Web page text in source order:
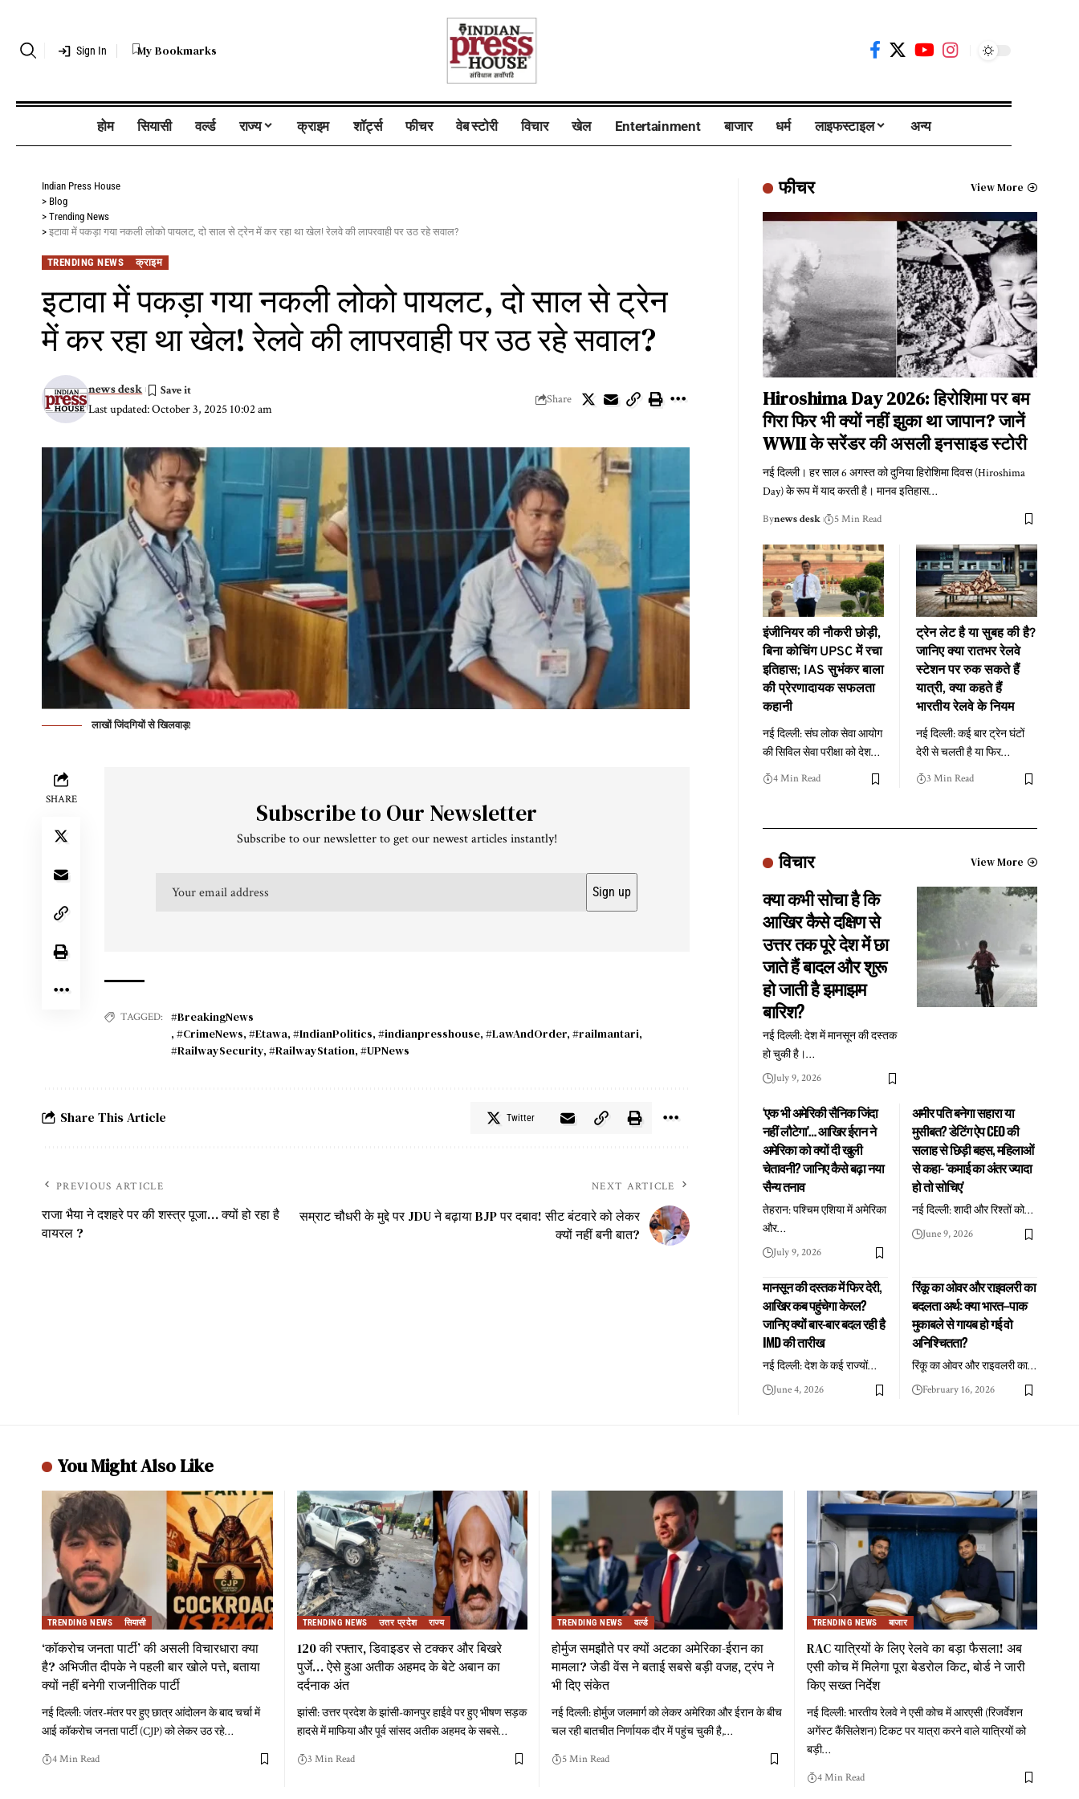
Sign In My Bookmarks
होम सियासी वर्ल्ड राज्य क्राइम शॉर्ट्स फीचर वेब स्टोरी विचार खेल Entertainment बाजार धर्म लाइफस्टाइल अन्य
Indian Press House
> Blog
> Trending News
> इटावा में पकड़ा गया नकली लोको पायलट, दो साल से ट्रेन में कर रहा था खेल! रेलवे की लापरवाही पर उठ रहे सवाल?
TRENDING NEWS क्राइम
इटावा में पकड़ा गया नकली लोको पायलट, दो साल से ट्रेन
में कर रहा था खेल! रेलवे की लापरवाही पर उठ रहे सवाल?
Last updated: October 3, 2025 10:02 am
news desk
Share
लाखों जिंदगियों से खिलवाड़!
SHARE Subscribe to Our Newsletter
Subscribe to our newsletter to get our newest articles instantly!
TAGGED:
#BreakingNews
, #CrimeNews, #Etawa, #IndianPolitics, #indianpresshouse, #LawAndOrder, #railmantari,
#RailwaySecurity, #RailwayStation, #UPNews
Share This Article Twitter
PREVIOUS ARTICLE
राजा भैया ने दशहरे पर की शस्त्र पूजा… क्यों हो रहा है
वायरल ?
NEXT ARTICLE
सम्राट चौधरी के मुद्दे पर JDU ने बढ़ाया BJP पर दबाव! सीट बंटवारे को लेकर
क्यों नहीं बनी बात?
फीचर View More
Hiroshima Day 2026: हिरोशिमा पर बम
गिरा फिर भी क्यों नहीं झुका था जापान? जानें
WWII के सरेंडर की असली इनसाइड स्टोरी
नई दिल्ली। हर साल 6 अगस्त को दुनिया हिरोशिमा दिवस (Hiroshima
Day) के रूप में याद करती है। मानव इतिहास…
Bynews desk 5 Min Read
इंजीनियर की नौकरी छोड़ी,
बिना कोचिंग UPSC में रचा
इतिहास; IAS सुभंकर बाला
की प्रेरणादायक सफलता
कहानी
नई दिल्ली: संघ लोक सेवा आयोग
की सिविल सेवा परीक्षा को देश…
4 Min Read
ट्रेन लेट है या सुबह की है?
जानिए क्या रातभर रेलवे
स्टेशन पर रुक सकते हैं
यात्री, क्या कहते हैं
भारतीय रेलवे के नियम
नई दिल्ली: कई बार ट्रेन घंटों
देरी से चलती है या फिर…
3 Min Read
विचार View More
क्या कभी सोचा है कि
आखिर कैसे दक्षिण से
उत्तर तक पूरे देश में छा
जाते हैं बादल और शुरू
हो जाती है झमाझम
बारिश?
नई दिल्ली: देश में मानसून की दस्तक
हो चुकी है।…
July 9, 2026
‘एक भी अमेरिकी सैनिक जिंदा
नहीं लौटेगा’… आखिर ईरान ने
अमेरिका को क्यों दी खुली
चेतावनी? जानिए कैसे बढ़ा नया
सैन्य तनाव
तेहरान: पश्चिम एशिया में अमेरिका
और…
July 9, 2026
अमीर पति बनेगा सहारा या
मुसीबत? डेटिंग ऐप CEO की
सलाह से छिड़ी बहस, महिलाओं
से कहा- ‘कमाई का अंतर ज्यादा
हो तो सोचिए’
नई दिल्ली: शादी और रिश्तों को…
June 9, 2026
मानसून की दस्तक में फिर देरी,
आखिर कब पहुंचेगा केरल?
जानिए क्यों बार-बार बदल रही है
IMD की तारीख
नई दिल्ली: देश के कई राज्यों…
June 4, 2026
रिंकू का ओवर और राइवलरी का
बदलता अर्थ: क्या भारत–पाक
मुकाबले से गायब हो गई वो
अनिश्चितता?
रिंकू का ओवर और राइवलरी का…
February 16, 2026
You Might Also Like
TRENDING NEWS सियासी
‘कॉकरोच जनता पार्टी’ की असली विचारधारा क्या
है? अभिजीत दीपके ने पहली बार खोले पत्ते, बताया
क्यों नहीं बनेगी राजनीतिक पार्टी
नई दिल्ली: जंतर-मंतर पर हुए छात्र आंदोलन के बाद चर्चा में
आई कॉकरोच जनता पार्टी (CJP) को लेकर उठ रहे…
4 Min Read
TRENDING NEWS उत्तर प्रदेश राज्य
120 की रफ्तार, डिवाइडर से टक्कर और बिखरे
पुर्जे… ऐसे हुआ अतीक अहमद के बेटे अबान का
दर्दनाक अंत
झांसी: उत्तर प्रदेश के झांसी-कानपुर हाईवे पर हुए भीषण सड़क
हादसे में माफिया और पूर्व सांसद अतीक अहमद के सबसे…
3 Min Read
TRENDING NEWS वर्ल्ड
होर्मुज समझौते पर क्यों अटका अमेरिका-ईरान का
मामला? जेडी वेंस ने बताई सबसे बड़ी वजह, ट्रंप ने
भी दिए संकेत
नई दिल्ली: होर्मुज जलमार्ग को लेकर अमेरिका और ईरान के बीच
चल रही बातचीत निर्णायक दौर में पहुंच चुकी है,…
5 Min Read
TRENDING NEWS बाजार
RAC यात्रियों के लिए रेलवे का बड़ा फैसला! अब
एसी कोच में मिलेगा पूरा बेडरोल किट, बोर्ड ने जारी
किए सख्त निर्देश
नई दिल्ली: भारतीय रेलवे ने एसी कोच में आरएसी (रिजर्वेशन
अगेंस्ट कैंसिलेशन) टिकट पर यात्रा करने वाले यात्रियों को
बड़ी…
4 Min Read